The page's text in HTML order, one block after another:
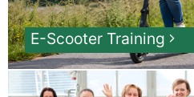
E-Scooter Training